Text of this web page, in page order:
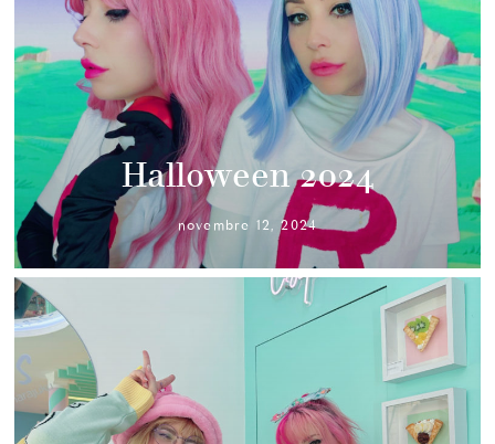
Halloween 2024
novembre 12, 2024